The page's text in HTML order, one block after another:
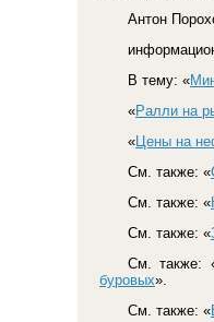
Антон
В тему: «
«Ралли на
«Цены на
См. также: «
См. также: «
См. также: «
См. также:
буровых».
См. также: «